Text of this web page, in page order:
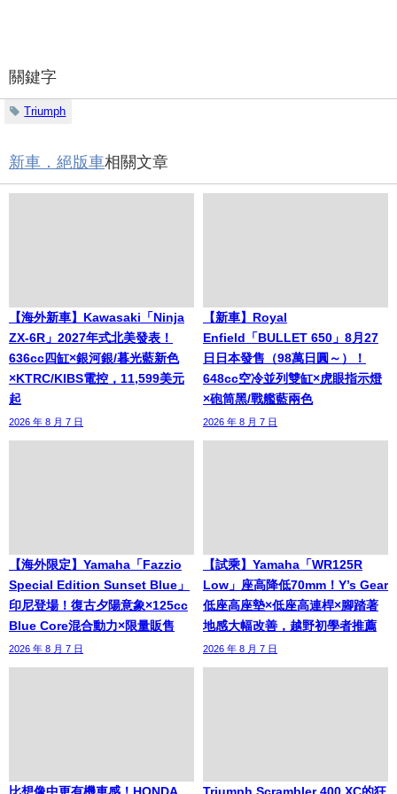
關鍵字
Triumph
新車．絕版車相關文章
【海外新車】Kawasaki「Ninja
ZX-6R」2027年式北美發表！
636cc四缸×銀河銀/暮光藍新色
×KTRC/KIBS電控，11,599美元
起
2026 年 8 月 7 日
【新車】Royal
Enfield「BULLET 650」8月27
日日本發售（98萬日圓～）！
648cc空冷並列雙缸×虎眼指示燈
×砲筒黑/戰艦藍兩色
2026 年 8 月 7 日
【海外限定】Yamaha「Fazzio
Special Edition Sunset Blue」
印尼登場！復古夕陽意象×125cc
Blue Core混合動力×限量販售
2026 年 8 月 7 日
【試乘】Yamaha「WR125R
Low」座高降低70mm！Y’s Gear
低座高座墊×低座高連桿×腳踏著
地感大幅改善，越野初學者推薦
2026 年 8 月 7 日